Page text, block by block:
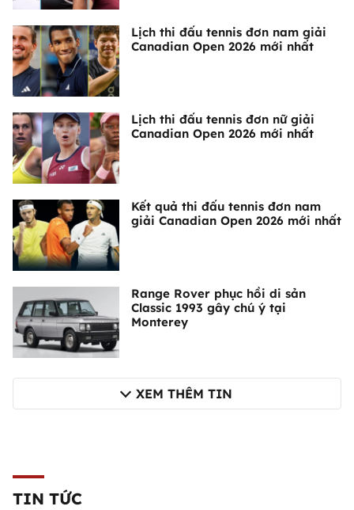
Lịch thi đấu tennis đơn nam giải
Canadian Open 2026 mới nhất
Lịch thi đấu tennis đơn nữ giải
Canadian Open 2026 mới nhất
Kết quả thi đấu tennis đơn nam
giải Canadian Open 2026 mới nhất
Range Rover phục hồi di sản
Classic 1993 gây chú ý tại
Monterey
XEM THÊM TIN
TIN TỨC